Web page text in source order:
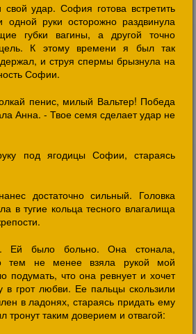
удар. София готова встретить
руки осторожно раздвинула
губки вагины, а другой точно
К этому времени я был так
и струя спермы брызнула на
Софии.
пенис, милый Вальтер! Победа
Анна. - Твое семя сделает удар не
под ягодицы Софии, стараясь
достаточно сильный. Головка
в тугие кольца тесного влагалища
Ей было больно. Она стонала,
тем не менее взяла рукой мой
подумать, что она ревнует и хочет
в грот любви. Ее пальцы скользили
в ладонях, стараясь придать ему
тронут таким доверием и отвагой: